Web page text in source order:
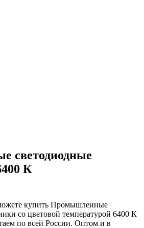
светодиодные
К
купить Промышленные
со цветовой температурой 6400 К
по всей России. Оптом и в